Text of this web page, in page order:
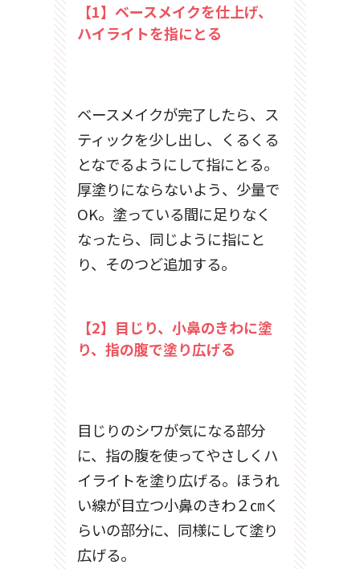
【1】ベースメイクを仕上げ、
ハイライトを指にとる
ベースメイクが完了したら、ス
ティックを少し出し、くるくる
となでるようにして指にとる。
厚塗りにならないよう、少量で
OK。塗っている間に足りなく
なったら、同じように指にと
り、そのつど追加する。
【2】目じり、小鼻のきわに塗
り、指の腹で塗り広げる
目じりのシワが気になる部分
に、指の腹を使ってやさしくハ
イライトを塗り広げる。ほうれ
い線が目立つ小鼻のきわ２㎝く
らいの部分に、同様にして塗り
広げる。